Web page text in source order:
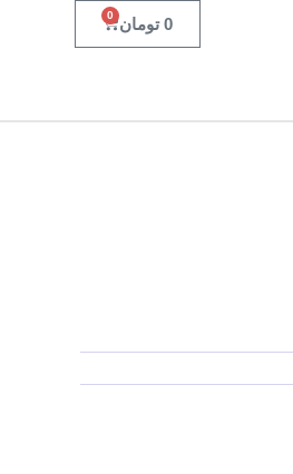
0 تومان 0